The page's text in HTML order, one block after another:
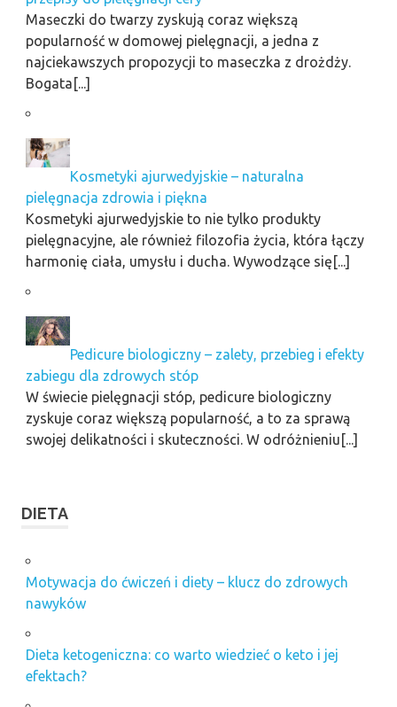
Maseczki do twarzy zyskują coraz większą
popularność w domowej pielęgnacji, a jedna z
najciekawszych propozycji to maseczka z drożdży.
Bogata[...]
Kosmetyki ajurwedyjskie – naturalna
pielęgnacja zdrowia i piękna
Kosmetyki ajurwedyjskie to nie tylko produkty
pielęgnacyjne, ale również filozofia życia, która łączy
harmonię ciała, umysłu i ducha. Wywodzące się[...]
Pedicure biologiczny – zalety, przebieg i efekty
zabiegu dla zdrowych stóp
W świecie pielęgnacji stóp, pedicure biologiczny
zyskuje coraz większą popularność, a to za sprawą
swojej delikatności i skuteczności. W odróżnieniu[...]
DIETA
Motywacja do ćwiczeń i diety – klucz do zdrowych
nawyków
Dieta ketogeniczna: co warto wiedzieć o keto i jej
efektach?